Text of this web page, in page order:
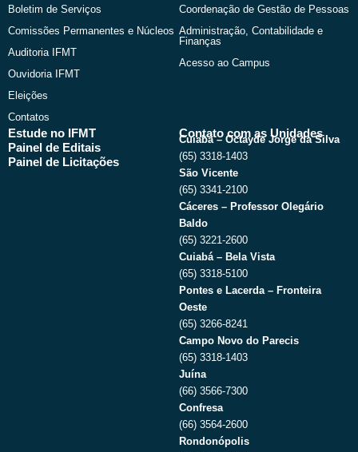
Boletim de Serviços
Comissões Permanentes e Núcleos
Auditoria IFMT
Ouvidoria IFMT
Eleições
Contatos
Coordenação de Gestão de Pessoas
Administração, Contabilidade e
Finanças
Acesso ao Campus
Estude no IFMT
Painel de Editais
Painel de Licitações
Contato com as Unidades
Cuiabá – Octayde Jorge da Silva
(65) 3318-1403
São Vicente
(65) 3341-2100
Cáceres – Professor Olegário
Baldo
(65) 3221-2600
Cuiabá – Bela Vista
(65) 3318-5100
Pontes e Lacerda – Fronteira
Oeste
(65) 3266-8241
Campo Novo do Parecis
(65) 3318-1403
Juína
(66) 3566-7300
Confresa
(66) 3564-2600
Rondonópolis